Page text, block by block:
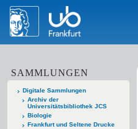
SAMMLUNGEN
Digitale Sammlungen
Archiv der
Universitätsbibliothek JCS
Biologie
Frankfurt und Seltene Drucke